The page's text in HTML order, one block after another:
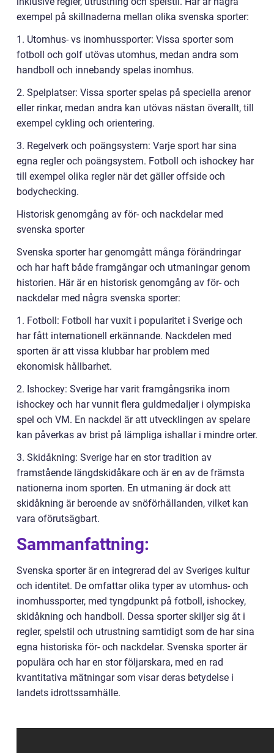
exempel på skillnaderna mellan olika svenska sporter:
1. Utomhus- vs inomhussporter: Vissa sporter som
fotboll och golf utövas utomhus, medan andra som
handboll och innebandy spelas inomhus.
2. Spelplatser: Vissa sporter spelas på speciella arenor
eller rinkar, medan andra kan utövas nästan överallt, till
exempel cykling och orientering.
3. Regelverk och poängsystem: Varje sport har sina
egna regler och poängsystem. Fotboll och ishockey har
till exempel olika regler när det gäller offside och
bodychecking.
Historisk genomgång av för- och nackdelar med
svenska sporter
Svenska sporter har genomgått många förändringar
och har haft både framgångar och utmaningar genom
historien. Här är en historisk genomgång av för- och
nackdelar med några svenska sporter:
1. Fotboll: Fotboll har vuxit i popularitet i Sverige och
har fått internationell erkännande. Nackdelen med
sporten är att vissa klubbar har problem med
ekonomisk hållbarhet.
2. Ishockey: Sverige har varit framgångsrika inom
ishockey och har vunnit flera guldmedaljer i olympiska
spel och VM. En nackdel är att utvecklingen av spelare
kan påverkas av brist på lämpliga ishallar i mindre orter.
3. Skidåkning: Sverige har en stor tradition av
framstående längdskidåkare och är en av de främsta
nationerna inom sporten. En utmaning är dock att
skidåkning är beroende av snöförhållanden, vilket kan
vara oförutsägbart.
Sammanfattning:
Svenska sporter är en integrerad del av Sveriges kultur
och identitet. De omfattar olika typer av utomhus- och
inomhussporter, med tyngdpunkt på fotboll, ishockey,
skidåkning och handboll. Dessa sporter skiljer sig åt i
regler, spelstil och utrustning samtidigt som de har sina
egna historiska för- och nackdelar. Svenska sporter är
populära och har en stor följarskara, med en rad
kvantitativa mätningar som visar deras betydelse i
landets idrottssamhälle.